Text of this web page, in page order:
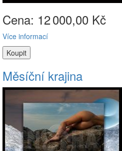
Cena: 12000,00 Kč
Více informací
Měsíční krajina